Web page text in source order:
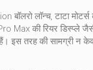
बॉलरो लॉन्च, टाटा
Max की रियर डिस्प्ले
इस तरह की सामग्री न